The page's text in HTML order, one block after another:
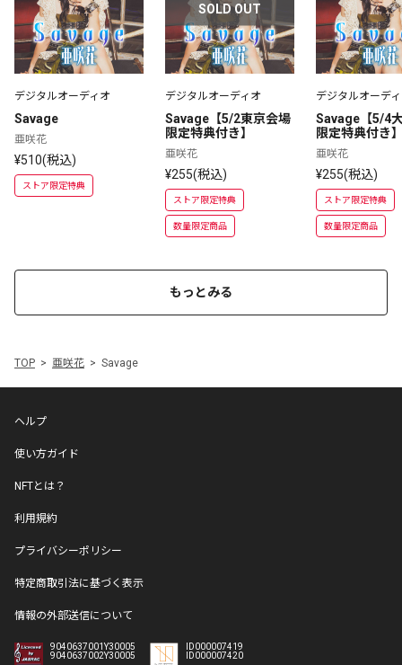
デジタルオーディオ
Savage
亜咲花
¥510(税込)
ストア限定特典
SOLD OUT
デジタルオーディオ
Savage【5/2東京会場
限定特典付き】
亜咲花
¥255(税込)
ストア限定特典
数量限定商品
デジタルオーデ
Savage【5/4
限定特典付き
亜咲花
¥255(税込)
ストア限定特典
数量限定商品
もっとみる
TOP 亜咲花 Savage
ヘルプ
使い方ガイド
NFTとは？
利用規約
プライバシーポリシー
特定商取引法に基づく表示
情報の外部送信について
9040637001Y30005
9040637002Y30005
ID000007419
ID000007420